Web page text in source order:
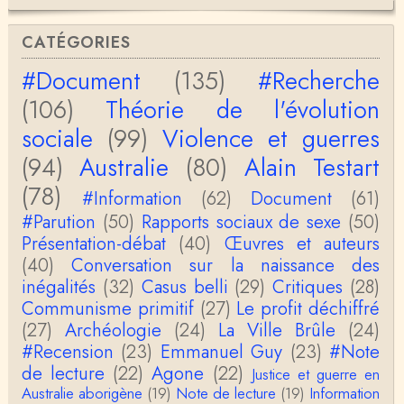
Bernard Fortier
message personnel pour Christophe: si besoin mo
n mail est be.fo@free.frdomicilié à 65170 GUCHA
Bernard Fortier
Merci Christophe pour votre perspicacité et votre
honnêteté intellectuelle, vous êtes passionnant.A …
Christophe Darmangeat
Si, le lien fonctionne bel et bien, je viens de le véri
fier. Il mène à la thèse de Jean-Claude Favin…
roland `chaudat
le lien cité par BB ne fonctionne pas ( 6 ans aprè
s), dommage, mais j'ai la même impression que …
Christophe Darmangeat
La plus récente, donc celle en français, la quatrièm
e, publiée chez La Découverte.Bonne lecture !
Anonymous
Actuellement c'est quelle édition qui est la plus à jo
CATÉGORIES
#Document (135)
#Recherche
(106)
Théorie de l'évolution
sociale (99) Violence et guerres
(94) Australie (80) Alain Testart
(78)
#Information (62) Document
(61)
#Parution (50) Rapports sociaux de sexe (50)
Présentation-débat (40) Œuvres et auteurs
(40)
Conversation sur la naissance des
inégalités (32) Casus belli (29) Critiques (28)
Communisme primitif (27) Le profit déchiffré
(27) Archéologie (24) La Ville Brûle (24)
#Recension (23) Emmanuel Guy (23) #Note
de lecture (22) Agone (22) Justice et guerre en
Australie aborigène (19) Note de lecture (19) Information